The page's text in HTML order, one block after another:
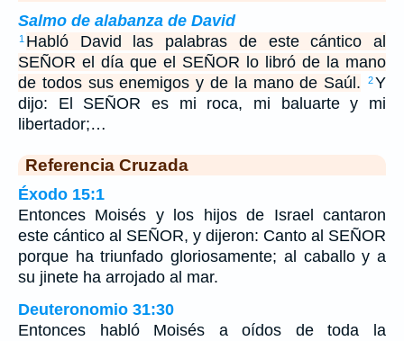
Salmo de alabanza de David
1 Habló David las palabras de este cántico al
SEÑOR el día que el SEÑOR lo libró de la mano
de todos sus enemigos y de la mano de Saúl.
2Y
dijo: El SEÑOR es mi roca, mi baluarte y mi
libertador;…
Referencia Cruzada
Éxodo 15:1
Entonces Moisés y los hijos de Israel cantaron
este cántico al SEÑOR, y dijeron: Canto al SEÑOR
porque ha triunfado gloriosamente; al caballo y a
su jinete ha arrojado al mar.
Deuteronomio 31:30
Entonces habló Moisés a oídos de toda la